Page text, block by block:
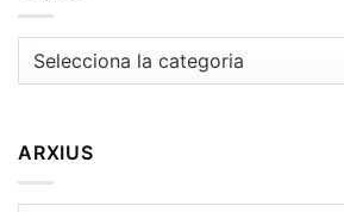
Temes
ARXIUS